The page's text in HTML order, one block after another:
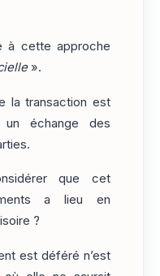
à cette approche
».
la transaction est
échange des
que cet
a lieu en
?
est déféré n’est